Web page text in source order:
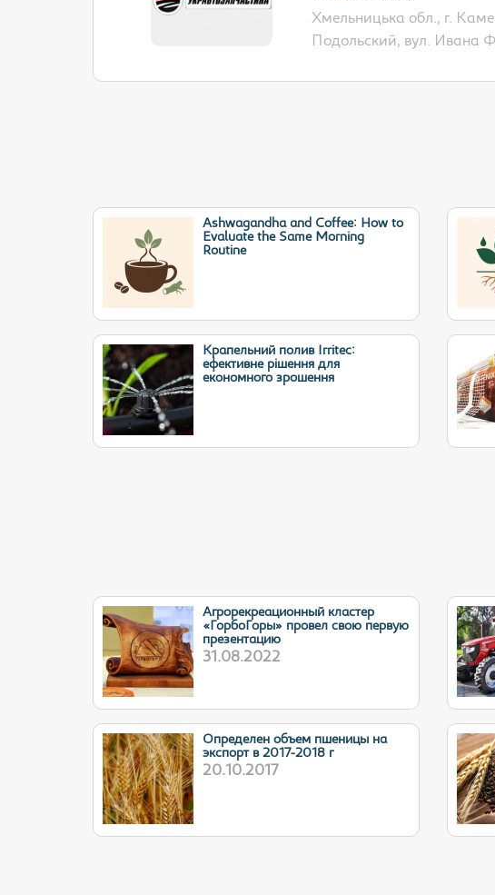
Хмельницька обл., г.
Подольский, вул. Ивана
Ashwagandha and Coffee: How to
Evaluate the Same Morning
Routine
Крапельний полив Irritec:
ефективне рішення для
економного зрошення
Агрорекреационный кластер
«ГорбоГоры» провел свою первую
презентацию
31.08.2022
Определен объем пшеницы на
экспорт в 2017-2018 г
20.10.2017